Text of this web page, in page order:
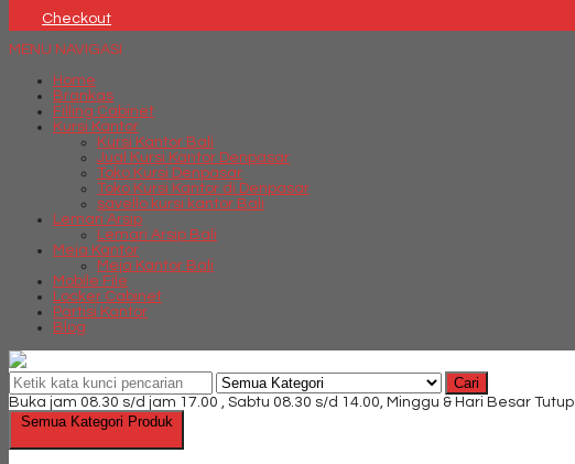
Checkout
MENU NAVIGASI
Home
Brankas
Filling Cabinet
Kursi Kantor
Kursi Kantor Bali
Jual Kursi Kantor Denpasar
Toko Kursi Denpasar
Toko Kursi Kantor di Denpasar
savello kursi kantor Bali
Lemari Arsip
Lemari Arsip Bali
Meja Kantor
Meja Kantor Bali
Mobile File
Locker Cabinet
Partisi Kantor
Blog
Cari
Buka jam 08.30 s/d jam 17.00 , Sabtu 08.30 s/d 14.00, Minggu & Hari Besar Tutup
Semua Kategori Produk